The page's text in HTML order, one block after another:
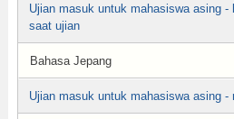
Ujian masuk untuk mahasiswa asing -
saat ujian
Bahasa Jepang
Ujian masuk untuk mahasiswa asing -